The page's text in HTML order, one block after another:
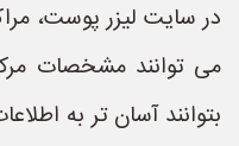
در سایت لیزر پوست،
می توانند مشخصات
بتوانند آسان تر به